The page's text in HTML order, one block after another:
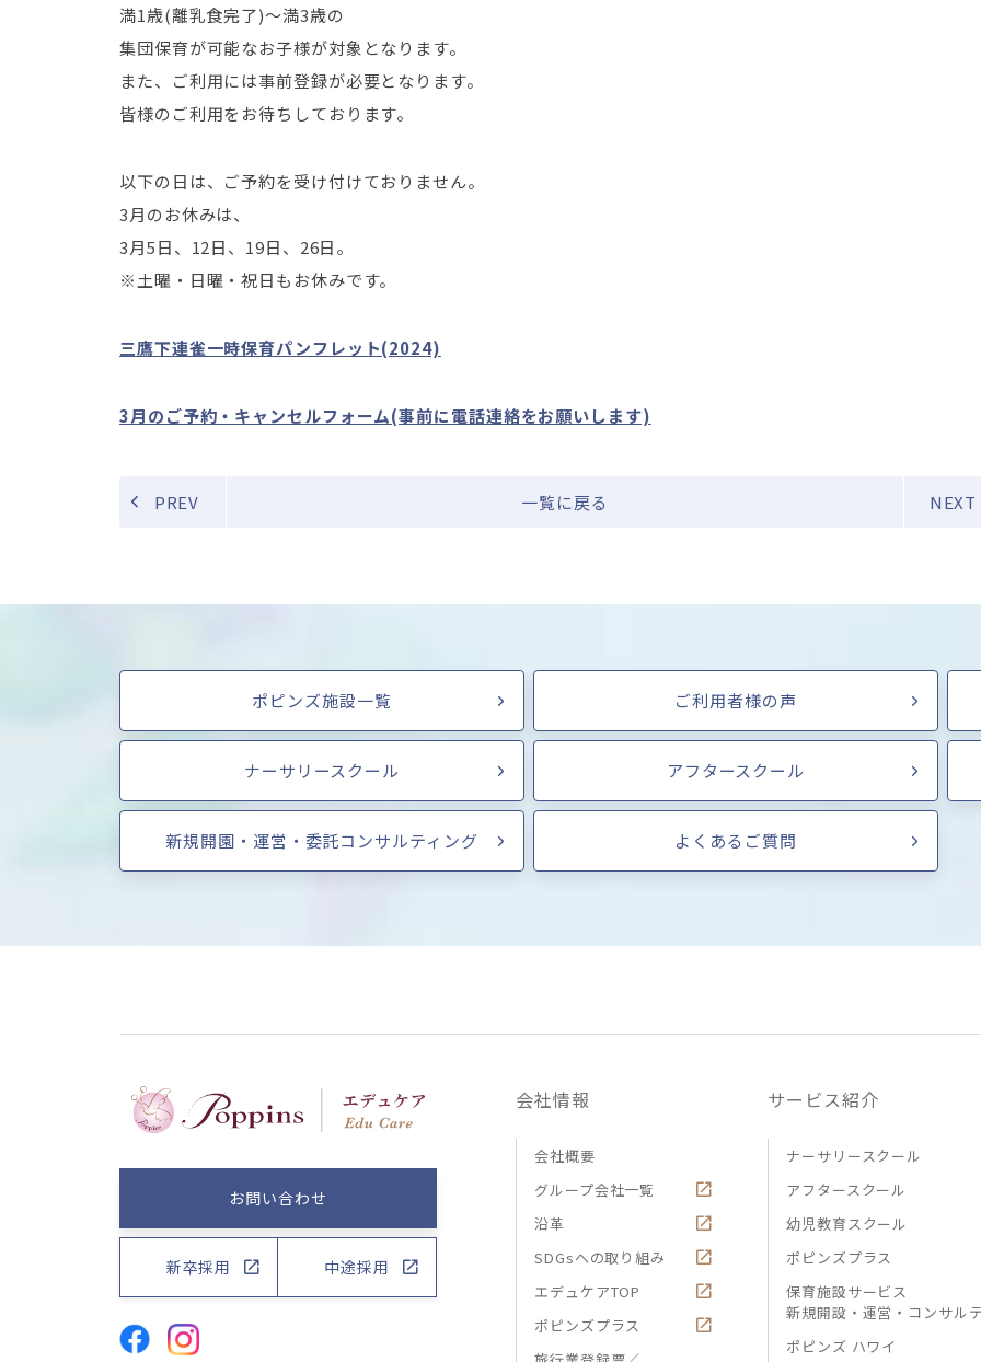
満1歳(離乳食完了)～満3歳の
集団保育が可能なお子様が対象となります。
また、ご利用には事前登録が必要となります。
皆様のご利用をお待ちしております。
以下の日は、ご予約を受け付けておりません。
3月のお休みは、
3月5日、12日、19日、26日。
※土曜・日曜・祝日もお休みです。
三鷹下連雀一時保育パンフレット(2024)
3月のご予約・キャンセルフォーム(事前に電話連絡をお願いします)
PREV 一覧に戻る NEXT
ポピンズ施設一覧 ご利用者様の声
ナーサリースクール アフタースクール
新規開園・運営・委託コンサルティング よくあるご質問
お問い合わせ
新卒採用 中途採用
会社情報
会社概要
グループ会社一覧
沿革
SDGsへの取り組み
エデュケアTOP
ポピンズプラス
サービス紹介
ナーサリースクール
アフタースクール
幼児教育スクール
ポピンズプラス
保育施設サービス
新規開設・運営・コンサル
ポピンズ ハワイ